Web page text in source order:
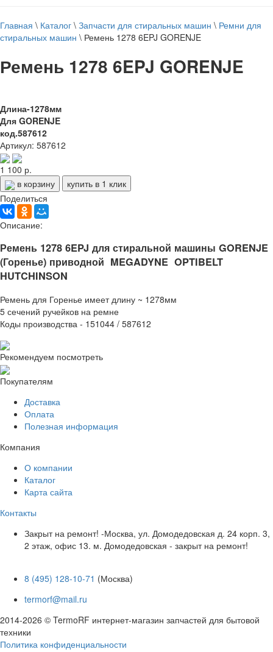
Главная \ Каталог \ Запчасти для стиральных машин \ Ремни для
стиральных машин \ Ремень 1278 6EPJ GORENJE
Ремень 1278 6EPJ GORENJE
Длина-1278мм
Для GORENJE
код.587612
Артикул: 587612
1 100 р.
в корзину
купить в 1 клик
Поделиться
Описание:
Ремень 1278 6EPJ для стиральной машины GORENJE
(Горенье) приводной MEGADYNE OPTIBELT
HUTCHINSON
Ремень для Горенье имеет длину ~ 1278мм
5 сечений ручейков на ремне
Коды производства - 151044 / 587612
Рекомендуем посмотреть
Покупателям
Доставка
Оплата
Полезная информация
Компания
О компании
Каталог
Карта сайта
Контакты
Закрыт на ремонт! -Москва, ул. Домодедовская д. 24 корп. 3,
2 этаж, офис 13. м. Домодедовская - закрыт на ремонт!
8 (495) 128-10-71 (Москва)
termorf@mail.ru
2014-2026 © TermoRF интернет-магазин запчастей для бытовой
техники
Политика конфиденциальности